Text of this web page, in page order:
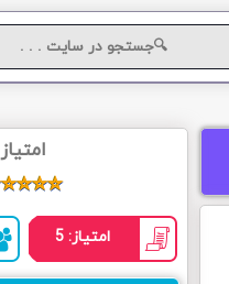
امتیاز
امتیاز: 5